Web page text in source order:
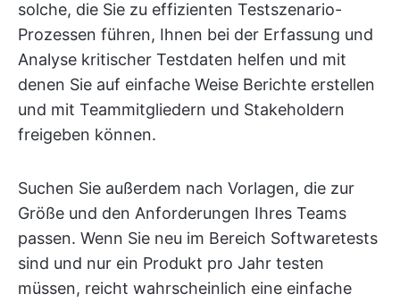
solche, die Sie zu effizienten Testszenario-
Prozessen führen, Ihnen bei der Erfassung und
Analyse kritischer Testdaten helfen und mit
denen Sie auf einfache Weise Berichte erstellen
und mit Teammitgliedern und Stakeholdern
freigeben können.
Suchen Sie außerdem nach Vorlagen, die zur
Größe und den Anforderungen Ihres Teams
passen. Wenn Sie neu im Bereich Softwaretests
sind und nur ein Produkt pro Jahr testen
müssen, reicht wahrscheinlich eine einfache